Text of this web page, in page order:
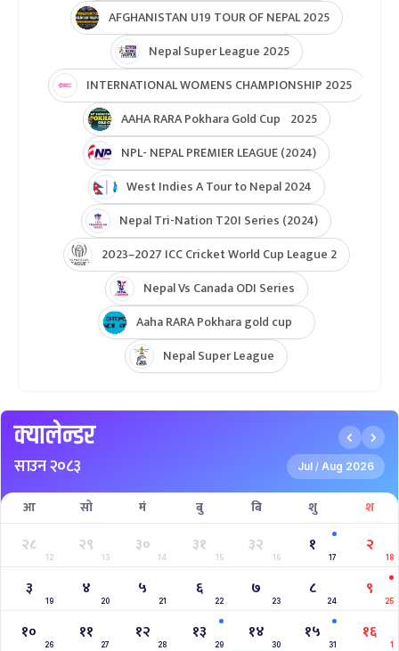
AFGHANISTAN U19 TOUR OF NEPAL 2025
Nepal Super League 2025
INTERNATIONAL WOMENS CHAMPIONSHIP 2025
AAHA RARA Pokhara Gold Cup 2025
NPL- NEPAL PREMIER LEAGUE (2024)
West Indies A Tour to Nepal 2024
Nepal Tri-Nation T20I Series (2024)
2023–2027 ICC Cricket World Cup League 2
Nepal Vs Canada ODI Series
Aaha RARA Pokhara gold cup
Nepal Super League
क्यालेन्डर
साउन २०८३ Jul / Aug 2026
आ सो मं बु बि शु श
२८
12
२९
13
३०
14
३१
15
३२
16
१
17
२
18
३
19
४
20
५
21
६
22
७
23
८
24
९
25
१०
26
११
27
१२
28
१३
29
१४
30
१५
31
१६
1